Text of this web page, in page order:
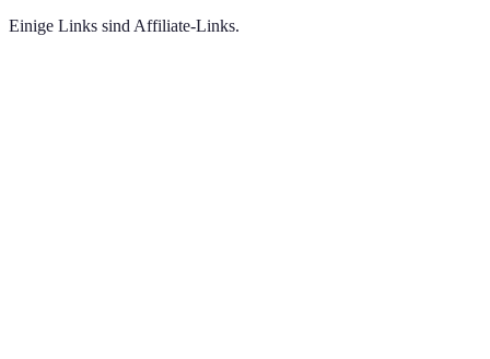
Einige Links sind Affiliate-Links.